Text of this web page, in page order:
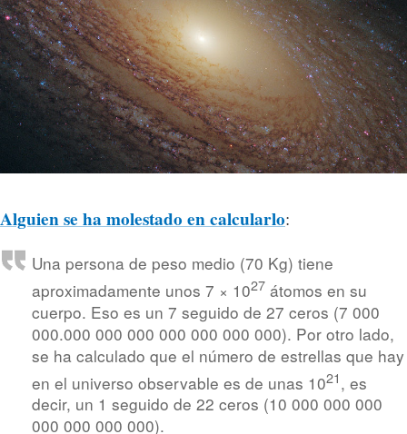
Alguien se ha molestado en calcularlo:
Una persona de peso medio (70 Kg) tiene
aproximadamente unos 7 × 1027átomos en su
cuerpo. Eso es un 7 seguido de 27 ceros (7 000
000.000 000 000 000 000 000 000). Por otro lado,
se ha calculado que el número de estrellas que hay
en el universo observable es de unas 1021, es
decir, un 1 seguido de 22 ceros (10 000 000 000
000 000 000 000).